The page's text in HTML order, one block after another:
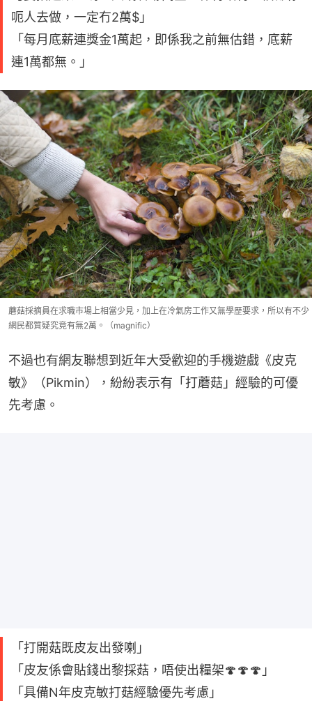
呃人去做，一定冇2萬$」
「每月底薪連獎金1萬起，即係我之前無估錯，底薪
連1萬都無。」
蘑菇採摘員在求職市場上相當少見，加上在冷氣房工作又無學歷要求，所以有不少
網民都質疑究竟有無2萬。（magnific）
不過也有網友聯想到近年大受歡迎的手機遊戲《皮克
敏》（Pikmin），紛紛表示有「打蘑菇」經驗的可優
先考慮。
「打開菇既皮友出發喇」
「皮友係會貼錢出黎採菇，唔使出糧架🍄🍄🍄」
「具備N年皮克敏打菇經驗優先考慮」